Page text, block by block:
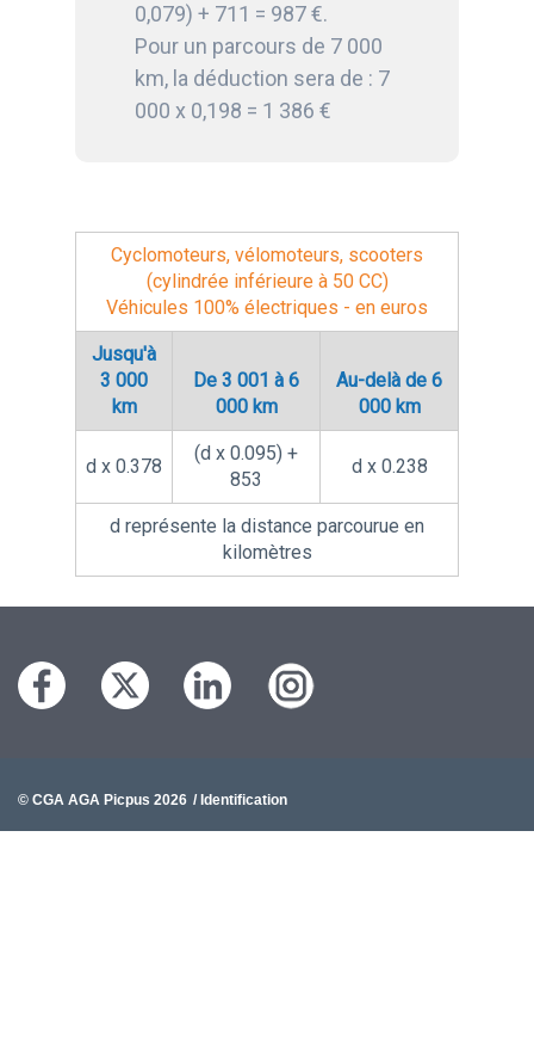
0,079) + 711 = 987 €.
Pour un parcours de 7 000
km, la déduction sera de : 7
000 x 0,198 = 1 386 €
Cyclomoteurs, vélomoteurs, scooters
(cylindrée inférieure à 50 CC)
Véhicules 100% électriques - en euros
Jusqu'à
3 000
km
De 3 001 à 6
000 km
Au-delà de 6
000 km
d x 0.378
(d x 0.095) +
853
d x 0.238
d représente la distance parcourue en
kilomètres
© CGA AGA Picpus 2026 / Identification